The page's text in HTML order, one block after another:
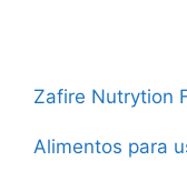
Zafire Nutrytion
Alimentos para